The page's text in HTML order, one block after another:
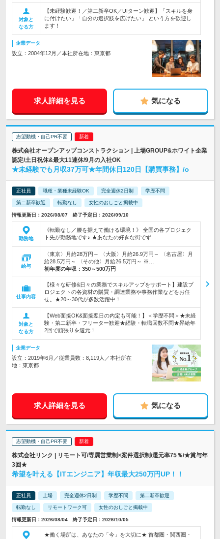
対象と
なる方
【未経験歓迎！／第二新卒OK／UIターン歓迎】「スキルを身
に付けたい」「自分の選択肢を広げたい」 という方を歓迎し
ます！
企業データ
設立：2004年12月／本社所在地：東京都
求人詳細を見る 気になる
志望動機・自己PR不要
株式会社オープンアップコンストラクション | 上場GROUP&ホワイト企業
認定/土日祝休&最大11連休/9月の入社OK
★未経験でも月収37万可★年間休日120日【購買事務】/o
正社員 職種・業種未経験OK 完全週休2日制 学歴不問
第二新卒歓迎 転勤なし 女性のおしごと掲載中
情報更新日：2026/08/07 終了予定日：2026/09/10
勤務地
《転勤なし／腰を据えて働ける環境！》 全国の各プロジェク
ト先が勤務地です♪ ★あなたの好きな街でず…
給与
〈東京〉月給28万円～ 〈大阪〉月給26.9万円～ 〈名古屋〉月
給28.5万円～ 〈その他〉月給26.5万円～ ※…
初年度の年収： 350～500万円
仕事内容
【様々な研修&日々の業務でスキルアップをサポート】建設プ
ロジェクトの各資材の購買・調達業務や事務作業などをお任
せ。★20～30代が多数活躍中！
対象と
なる方
【Web面接OK&面接翌日の内定も可能！】＜学歴不問＞★未経
験・第二新卒・フリーター歓迎★経験・転職回数不問★昇給年
2回で頑張りを還元！
企業データ
設立：2019年6月／従業員数：8,119人／本社所在
地：東京都
求人詳細を見る 気になる
志望動機・自己PR不要
株式会社リンク | リモート可/専属営業制×案件選択制/還元率75％/★賞与年
3回★
希望を叶える【ITエンジニア】年収最大250万円UP！！
正社員 上場 完全週休2日制 学歴不問 第二新卒歓迎
転勤なし リモートワーク可 女性のおしごと掲載中
情報更新日：2026/08/04 終了予定日：2026/10/05
★働く場所は、あなたの「今」を大切に★ 首都圏・関西圏・